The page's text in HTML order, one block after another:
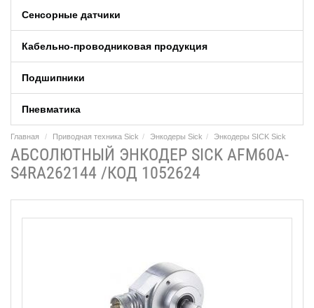
Сенсорные датчики
Кабельно-проводниковая продукция
Подшипники
Пневматика
Главная Приводная техника Sick Энкодеры Sick Энкодеры SICK Sick
АБСОЛЮТНЫЙ ЭНКОДЕР SICK AFM60A-
S4RA262144 /КОД 1052624